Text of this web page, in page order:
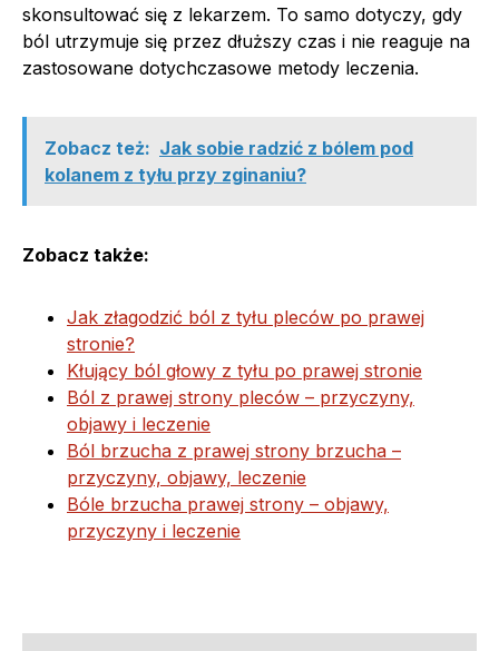
skonsultować się z lekarzem. To samo dotyczy, gdy
ból utrzymuje się przez dłuższy czas i nie reaguje na
zastosowane dotychczasowe metody leczenia.
Zobacz też: Jak sobie radzić z bólem pod
kolanem z tyłu przy zginaniu?
Zobacz także:
Jak złagodzić ból z tyłu pleców po prawej
stronie?
Kłujący ból głowy z tyłu po prawej stronie
Ból z prawej strony pleców – przyczyny,
objawy i leczenie
Ból brzucha z prawej strony brzucha –
przyczyny, objawy, leczenie
Bóle brzucha prawej strony – objawy,
przyczyny i leczenie